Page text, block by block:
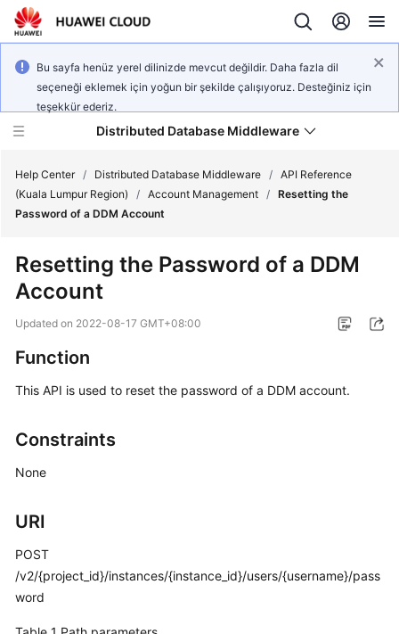
Bu sayfa henüz yerel dilinizde mevcut değildir. Daha fazla dil
seçeneği eklemek için yoğun bir şekilde çalışıyoruz. Desteğiniz için
teşekkür ederiz.
Distributed Database Middleware
Product
Service
Started
User
API
Reference
Help Center / Distributed Database Middleware / API Reference
(Kuala Lumpur Region)
/ Account Management / Resetting the
Password of a DDM Account
Resetting the Password of a DDM
Account
Updated on 2022-08-17 GMT+08:00
Function
This API is used to reset the password of a DDM account.
Constraints
None
URI
POST
/v2/{project_id}/instances/{instance_id}/users/{username}/pass
word